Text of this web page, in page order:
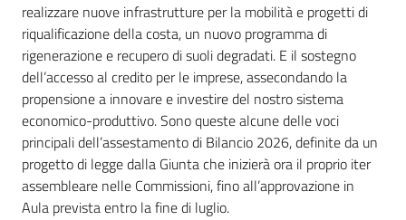
realizzare nuove infrastrutture per la mobilità e progetti di
riqualificazione della costa, un nuovo programma di
rigenerazione e recupero di suoli degradati. E il sostegno
dell’accesso al credito per le imprese, assecondando la
propensione a innovare e investire del nostro sistema
economico-produttivo. Sono queste alcune delle voci
principali dell’assestamento di Bilancio 2026, definite da un
progetto di legge dalla Giunta che inizierà ora il proprio iter
assembleare nelle Commissioni, fino all’approvazione in
Aula prevista entro la fine di luglio.